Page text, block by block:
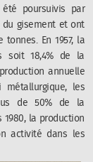
poursuivis par
gisement et ont
En 1957, la
soit 18,4% de la
annuelle
métallurgique, les
de 50% de la
la production
activité dans les